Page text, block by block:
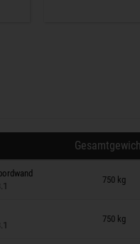
750 kg
Merkzettel
750 kg
Merkzettel